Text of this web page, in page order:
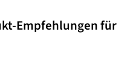
Empfehlungen für